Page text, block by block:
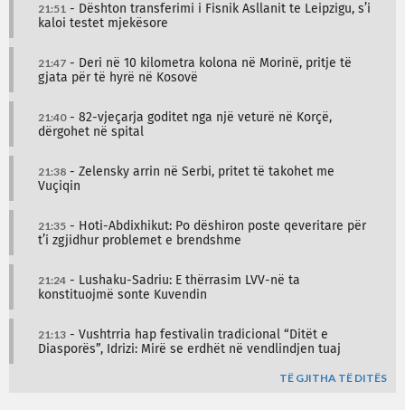
21:51 - Dështon transferimi i Fisnik Asllanit te Leipzigu, s’i
kaloi testet mjekësore
21:47 - Deri në 10 kilometra kolona në Morinë, pritje të
gjata për të hyrë në Kosovë
21:40- 82-vjeçarja goditet nga një veturë në Korçë,
dërgohet në spital
21:38 - Zelensky arrin në Serbi, pritet të takohet me
Vuçiqin
21:35 - Hoti-Abdixhikut: Po dëshiron poste qeveritare për
t’i zgjidhur problemet e brendshme
21:24 - Lushaku-Sadriu: E thërrasim LVV-në ta
konstituojmë sonte Kuvendin
21:13 - Vushtrria hap festivalin tradicional “Ditët e
Diasporës”, Idrizi: Mirë se erdhët në vendlindjen tuaj
TË GJITHA TË DITËS